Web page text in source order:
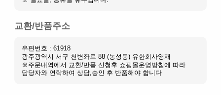
교환/반품주소
우편번호 : 61918
광주광역시 서구 천변좌로 88 (농성동) 유한회사영재
※주문내역에서 교환/반품 신청후 쇼핑몰운영방침에 따라
담당자와 연락하여 상담,승인 후 반품해야 합니다